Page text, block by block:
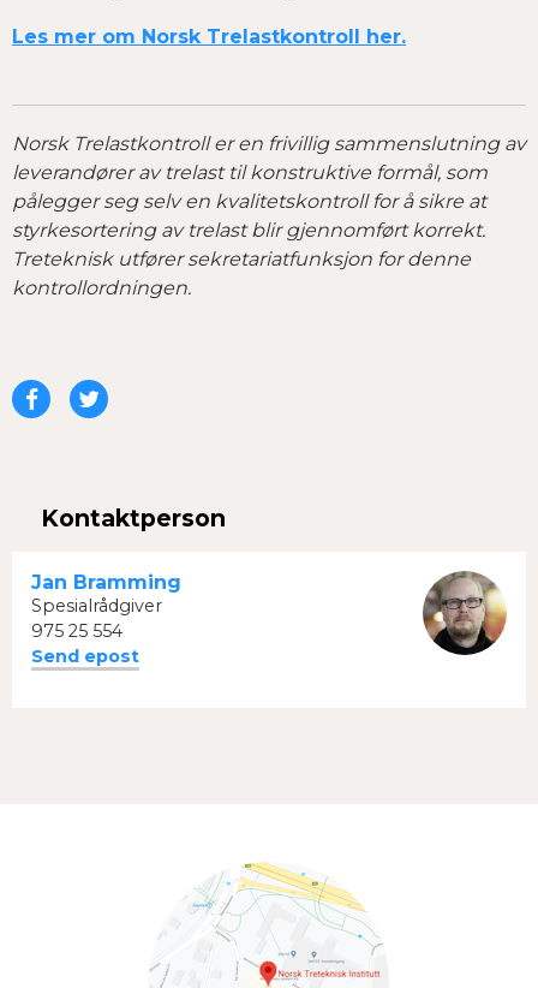
Les mer om Norsk Trelastkontroll her.
Norsk Trelastkontroll er en frivillig sammenslutning av
leverandører av trelast til konstruktive formål, som
pålegger seg selv en kvalitetskontroll for å sikre at
styrkesortering av trelast blir gjennomført korrekt.
Treteknisk utfører sekretariatfunksjon for denne
kontrollordningen.
Del Del
Kontaktperson
Jan Bramming
Spesialrådgiver
975 25 554
Send epost